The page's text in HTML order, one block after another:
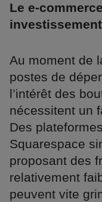
Le e-
investissement
Au moment de
postes de
l’intérêt des
nécessitent un
Des
Squarespace
proposant des
relativement
peuvent vite